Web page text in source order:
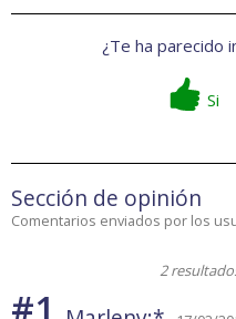
¿Te ha parecido
Si
Sección de opinión
Comentarios enviados por los
2
#1